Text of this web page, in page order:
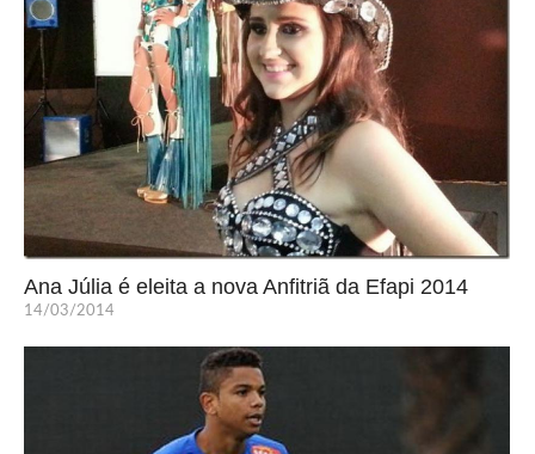
Ana Júlia é eleita a nova Anfitriã da Efapi 2014
14/03/2014